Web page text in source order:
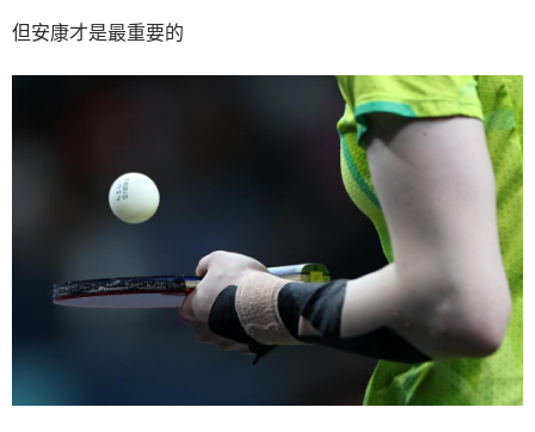
但安康才是最重要的